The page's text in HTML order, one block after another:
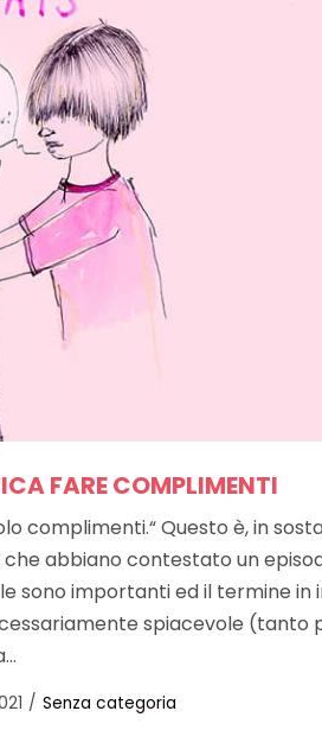
FARE COMPLIMENTI
complimenti.“ Questo è, in
abbiano contestato un
sono importanti ed il termine in
spiacevole (tanto
Posted
Senza categoria